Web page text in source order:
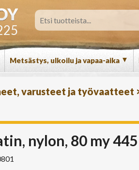
Metsästys, ulkoilu ja vapaa-aika ▼
varusteet ja työvaatteet
nylon, 80 my